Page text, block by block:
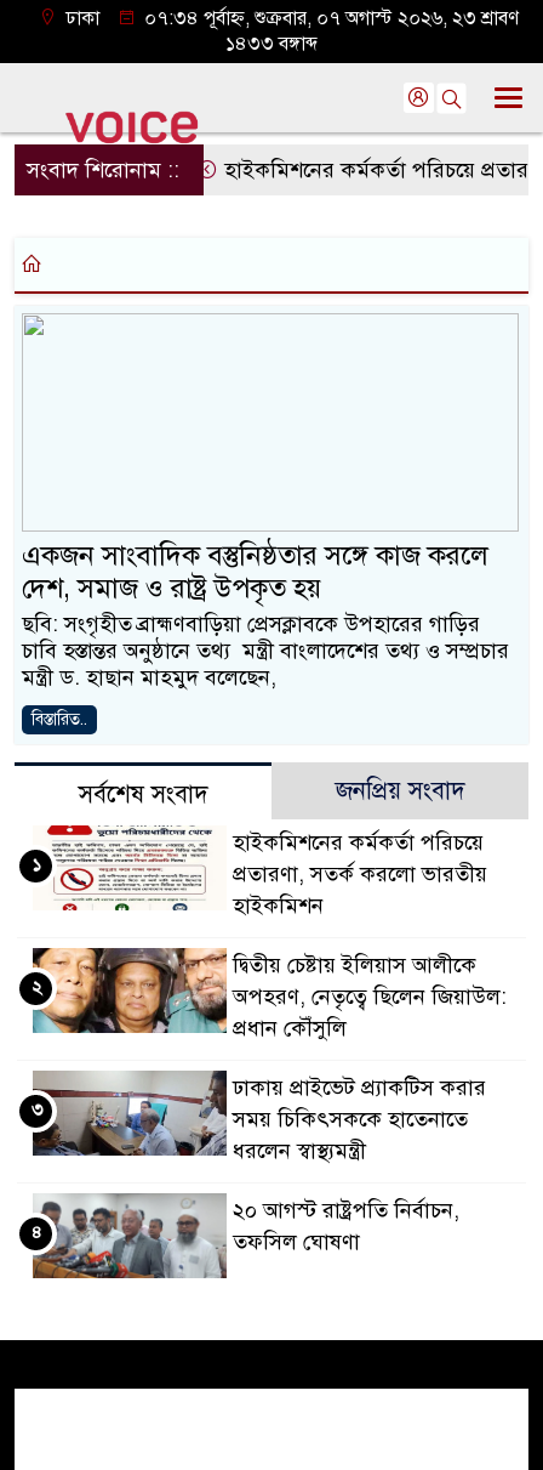
ঢাকা
০৭:৩৪ পূর্বাহ্ন, শুক্রবার, ০৭ অগাস্ট ২০২৬, ২৩ শ্রাবণ
১৪৩৩ বঙ্গাব্দ
সংবাদ শিরোনাম :: হাইকমিশনের কর্মকর্তা পরিচয়ে
একজন সাংবাদিক বস্তুনিষ্ঠতার সঙ্গে কাজ করলে
দেশ, সমাজ ও রাষ্ট্র উপকৃত হয়
ছবি: সংগৃহীত ব্রাহ্মণবাড়িয়া প্রেসক্লাবকে উপহারের গাড়ির
চাবি হস্তান্তর অনুষ্ঠানে তথ্য মন্ত্রী বাংলাদেশের তথ্য ও সম্প্রচার
মন্ত্রী ড. হাছান মাহমুদ বলেছেন,
বিস্তারিত..
সর্বশেষ সংবাদ জনপ্রিয় সংবাদ
হাইকমিশনের কর্মকর্তা পরিচয়ে
প্রতারণা, সতর্ক করলো ভারতীয়
হাইকমিশন
১
দ্বিতীয় চেষ্টায় ইলিয়াস আলীকে
অপহরণ, নেতৃত্বে ছিলেন জিয়াউল:
প্রধান কৌঁসুলি
২
ঢাকায় প্রাইভেট প্র্যাকটিস করার
সময় চিকিৎসককে হাতেনাতে
ধরলেন স্বাস্থ্যমন্ত্রী
৩
২০ আগস্ট রাষ্ট্রপতি নির্বাচন,
তফসিল ঘোষণা
৪
৫